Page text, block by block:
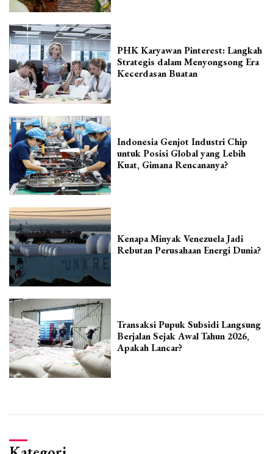
PHK Karyawan Pinterest: Langkah
Strategis dalam Menyongsong Era
Kecerdasan Buatan
Indonesia Genjot Industri Chip
untuk Posisi Global yang Lebih
Kuat, Gimana Rencananya?
Kenapa Minyak Venezuela Jadi
Rebutan Perusahaan Energi Dunia?
Transaksi Pupuk Subsidi Langsung
Berjalan Sejak Awal Tahun 2026,
Apakah Lancar?